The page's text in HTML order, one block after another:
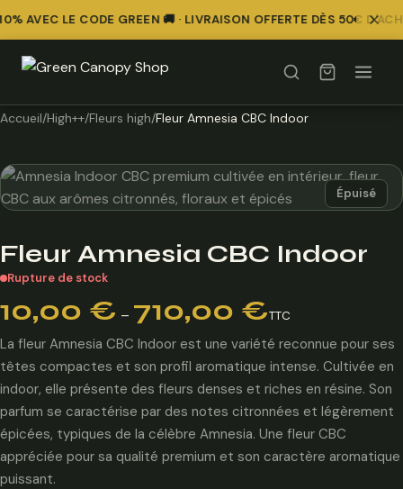
AVEC LE CODE GREEN 🚚 · LIVRAISON OFFERTE DÈS 50€
Accueil/High++/Fleurs high/Fleur Amnesia CBC Indoor
Épuisé
Fleur Amnesia CBC Indoor
Rupture de stock
10,00 € – 710,00 €
de
prix :
10,00 €
à
710,00 €
TTC
La fleur Amnesia CBC Indoor est une variété reconnue pour ses
têtes compactes et son profil aromatique intense. Cultivée en
indoor, elle présente des fleurs denses et riches en résine. Son
parfum se caractérise par des notes citronnées et légèrement
épicées, typiques de la célèbre Amnesia. Une fleur CBC
appréciée pour sa qualité premium et son caractère aromatique
puissant.